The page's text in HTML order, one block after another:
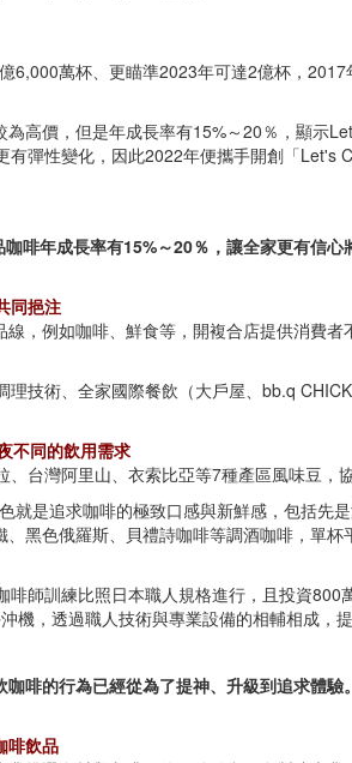
6,000萬杯、更瞄準2023年可達2億杯，
高價，但是年成長率有15%～20％，顯示
彈性變化，因此2022年便攜手開創「
啡年成長率有15%～20％，讓全家更有信心
同挹注
，例如咖啡、鮮食等，開複合店提供消費
理技術、全家國際餐飲（大戶屋、bb.q
不同的飲用需求
台灣阿里山、衣索比亞等7種產區風味豆，
就是追求咖啡的極致口感與新鮮感，包括
黑色俄羅斯、貝禮詩咖啡等調酒咖啡，單
師訓練比照日本職人規格進行，且投資
機，透過職人技術與專業設備的相輔相成，提
啡的行為已經從為了提神、升級到追求體驗。
啡飲品